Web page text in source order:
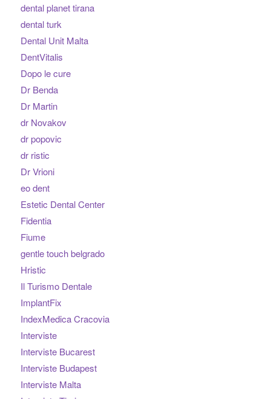
dental planet tirana
dental turk
Dental Unit Malta
DentVitalis
Dopo le cure
Dr Benda
Dr Martin
dr Novakov
dr popovic
dr ristic
Dr Vrioni
eo dent
Estetic Dental Center
Fidentia
Fiume
gentle touch belgrado
Hristic
Il Turismo Dentale
ImplantFix
IndexMedica Cracovia
Interviste
Interviste Bucarest
Interviste Budapest
Interviste Malta